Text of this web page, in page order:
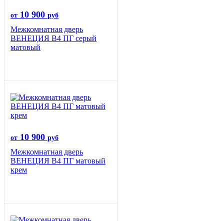
от 10 900 руб
Межкомнатная дверь
ВЕНЕЦИЯ B4 ПГ серый
матовый
от 10 900 руб
Межкомнатная дверь
ВЕНЕЦИЯ B4 ПГ матовый
крем